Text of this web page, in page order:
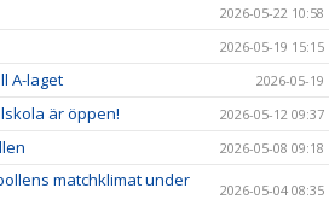
2026-05-22 10:58
2026-05-19 15:15
A-laget 2026-05-19
är öppen! 2026-05-12 09:37
2026-05-08 09:18
matchklimat under
2026-05-04 08:35